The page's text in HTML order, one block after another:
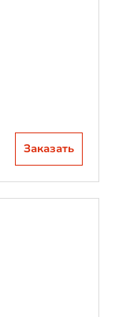
Заказать